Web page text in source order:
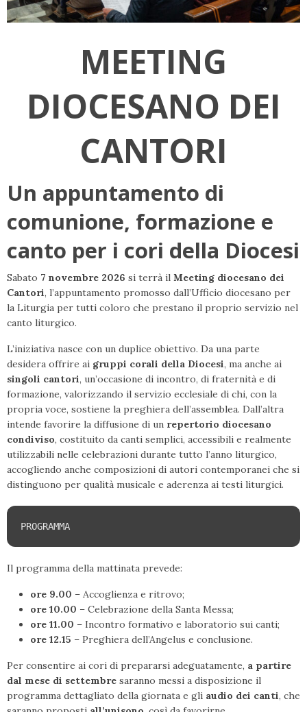
MEETING
DIOCESANO DEI
CANTORI
Un appuntamento di
comunione, formazione e
canto per i cori della Diocesi
Sabato 7 novembre 2026 si terrà il Meeting diocesano dei
Cantori, l’appuntamento promosso dall’Ufficio diocesano per
la Liturgia per tutti coloro che prestano il proprio servizio nel
canto liturgico.
L’iniziativa nasce con un duplice obiettivo. Da una parte
desidera offrire ai gruppi corali della Diocesi, ma anche ai
singoli cantori, un’occasione di incontro, di fraternità e di
formazione, valorizzando il servizio ecclesiale di chi, con la
propria voce, sostiene la preghiera dell’assemblea. Dall’altra
intende favorire la diffusione di un repertorio diocesano
condiviso, costituito da canti semplici, accessibili e realmente
utilizzabili nelle celebrazioni durante tutto l’anno liturgico,
accogliendo anche composizioni di autori contemporanei che si
distinguono per qualità musicale e aderenza ai testi liturgici.
PROGRAMMA
Il programma della mattinata prevede:
ore 9.00 – Accoglienza e ritrovo;
ore 10.00 – Celebrazione della Santa Messa;
ore 11.00 – Incontro formativo e laboratorio sui canti;
ore 12.15 – Preghiera dell’Angelus e conclusione.
Per consentire ai cori di prepararsi adeguatamente, a partire
dal mese di settembre saranno messi a disposizione il
programma dettagliato della giornata e gli audio dei canti, che